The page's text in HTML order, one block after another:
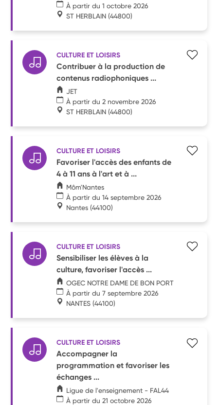
À partir du 1 octobre 2026
ST HERBLAIN (44800)
CULTURE ET LOISIRS
Contribuer à la production de
contenus radiophoniques ...
JET
À partir du 2 novembre 2026
ST HERBLAIN (44800)
CULTURE ET LOISIRS
Favoriser l'accès des enfants de
4 à 11 ans à l'art et à ...
Môm'Nantes
À partir du 14 septembre 2026
Nantes (44100)
CULTURE ET LOISIRS
Sensibiliser les élèves à la
culture, favoriser l'accès ...
OGEC NOTRE DAME DE BON PORT
À partir du 7 septembre 2026
NANTES (44100)
CULTURE ET LOISIRS
Accompagner la
programmation et favoriser les
échanges ...
Ligue de l'enseignement - FAL44
À partir du 21 octobre 2026